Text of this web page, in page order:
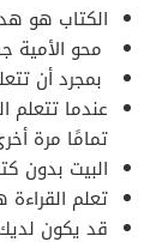
الكتاب هو
محو الأمية
بمجرد أن
عندما تتعلم
تمامًا مرة
البيت بدون
تعلم
قد يكون